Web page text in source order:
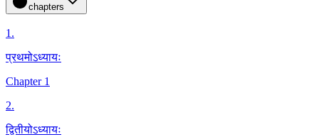
chapters
1.
प्रथमोऽध्यायः
Chapter 1
2.
द्वितीयोऽध्यायः